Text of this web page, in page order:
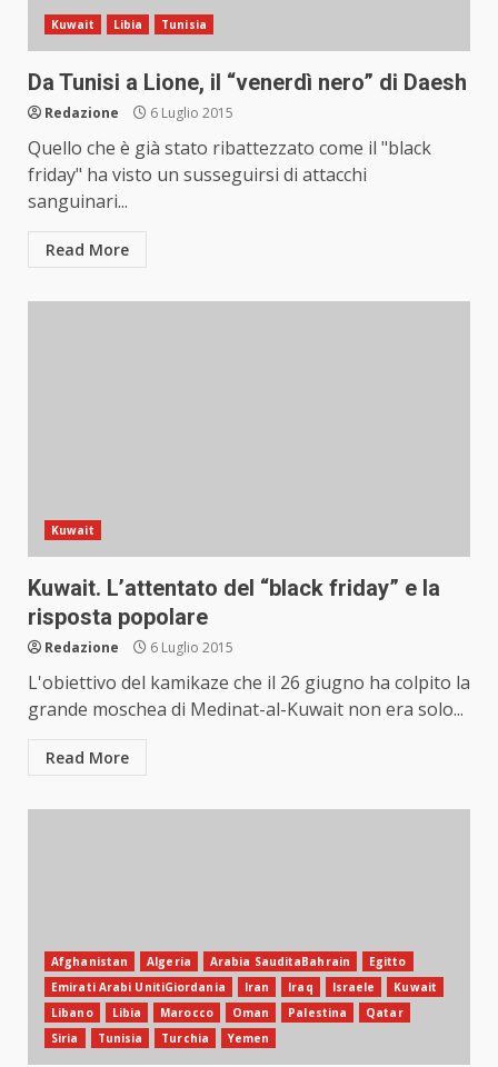
Kuwait Libia Tunisia
Da Tunisi a Lione, il “venerdì nero” di Daesh
Redazione 6 Luglio 2015
Quello che è già stato ribattezzato come il "black
friday" ha visto un susseguirsi di attacchi
sanguinari...
Read More
Kuwait
Kuwait. L’attentato del “black friday” e la
risposta popolare
Redazione 6 Luglio 2015
L'obiettivo del kamikaze che il 26 giugno ha colpito la
grande moschea di Medinat-al-Kuwait non era solo...
Read More
Afghanistan Algeria Arabia SauditaBahrain
Egitto
Emirati Arabi UnitiGiordania
Iran Iraq Israele
Kuwait
Libano
Libia Marocco Oman Palestina
Qatar
Siria
Tunisia Turchia Yemen